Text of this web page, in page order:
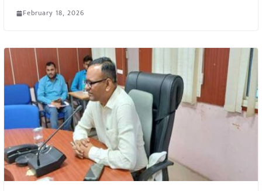
February 18, 2026